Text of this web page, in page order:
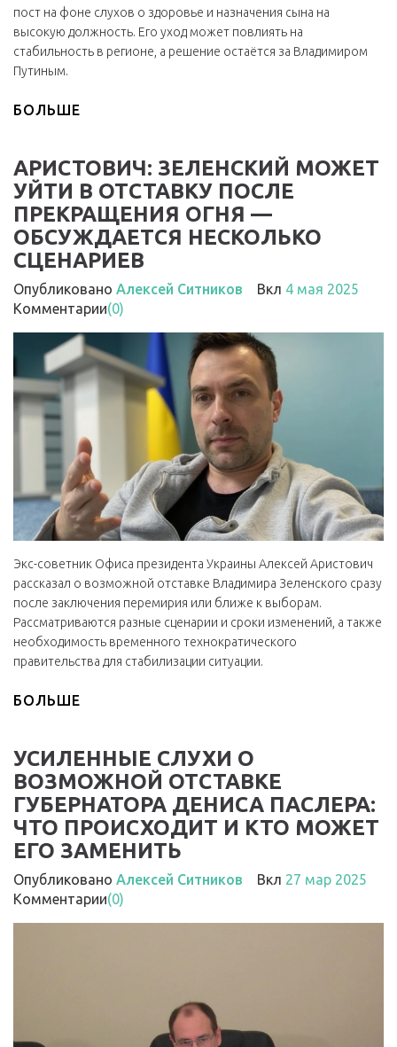
пост на фоне слухов о здоровье и назначения сына на
высокую должность. Его уход может повлиять на
стабильность в регионе, а решение остаётся за Владимиром
Путиным.
БОЛЬШЕ
АРИСТОВИЧ: ЗЕЛЕНСКИЙ МОЖЕТ
УЙТИ В ОТСТАВКУ ПОСЛЕ
ПРЕКРАЩЕНИЯ ОГНЯ —
ОБСУЖДАЕТСЯ НЕСКОЛЬКО
СЦЕНАРИЕВ
Опубликовано Алексей Ситников Вкл 4 мая 2025
Комментарии(0)
Экс-советник Офиса президента Украины Алексей Аристович
рассказал о возможной отставке Владимира Зеленского сразу
после заключения перемирия или ближе к выборам.
Рассматриваются разные сценарии и сроки изменений, а также
необходимость временного технократического
правительства для стабилизации ситуации.
БОЛЬШЕ
УСИЛЕННЫЕ СЛУХИ О
ВОЗМОЖНОЙ ОТСТАВКЕ
ГУБЕРНАТОРА ДЕНИСА ПАСЛЕРА:
ЧТО ПРОИСХОДИТ И КТО МОЖЕТ
ЕГО ЗАМЕНИТЬ
Опубликовано Алексей Ситников Вкл 27 мар 2025
Комментарии(0)